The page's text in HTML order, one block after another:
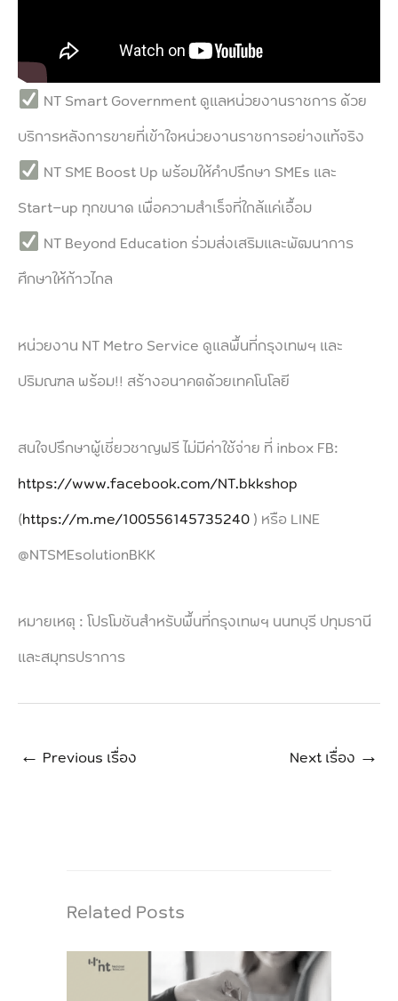
NT Smart Government ดูแลหน่วยงานราชการ ด้วย
บริการหลังการขายที่เข้าใจหน่วยงานราชการอย่างแท้จริง
NT SME Boost Up พร้อมให้คำปรึกษา SMEs และ
Start-up ทุกขนาด เพื่อความสำเร็จที่ใกล้แค่เอื้อม
NT Beyond Education ร่วมส่งเสริมและพัฒนาการ
ศึกษาให้ก้าวไกล
หน่วยงาน NT Metro Service ดูแลพื้นที่กรุงเทพฯ และ
ปริมณฑล พร้อม!! สร้างอนาคตด้วยเทคโนโลยี
สนใจปรึกษาผู้เชี่ยวชาญฟรี ไม่มีค่าใช้จ่าย ที่ inbox FB:
https://www.facebook.com/NT.bkkshop
(https://m.me/100556145735240 ) หรือ LINE
@NTSMEsolutionBKK
หมายเหตุ : โปรโมชันสำหรับพื้นที่กรุงเทพฯ นนทบุรี ปทุมธานี
และสมุทรปราการ
← Previous เรื่อง Next เรื่อง →
Related Posts